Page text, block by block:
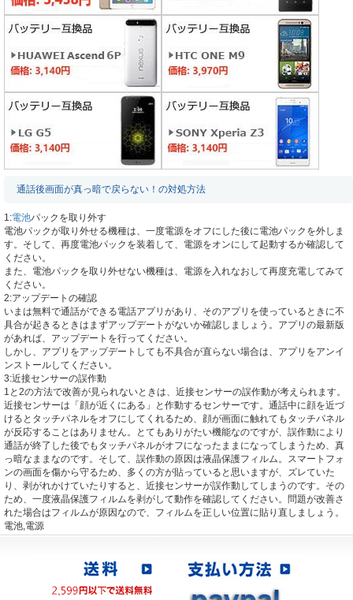
通話後画面が真っ暗で戻らない！の対処方法
1:電池パックを取り外す
電池パックが取り外せる機種は、一度電源をオフにした後に電池パックを外しま
す。そして、再度電池パックを装着して、電源をオンにして起動するか確認して
ください。
また、電池パックを取り外せない機種は、電源を入れなおして再度充電してみて
ください。
2:アップデートの確認
いまは無料で通話ができる電話アプリがあり、そのアプリを使っているときに不
具合が起きるときはまずアップデートがないか確認しましょう。アプリの最新版
があれば、アップデートを行ってください。
しかし、アプリをアップデートしても不具合が直らない場合は、アプリをアンイ
ンストールしてください。
3:近接センサーの誤作動
1と2の方法で改善が見られないときは、近接センサーの誤作動が考えられます。
近接センサーは「顔が近くにある」と作動するセンサーです。通話中に顔を近づ
けるとタッチパネルをオフにしてくれるため、顔が画面に触れてもタッチパネル
が反応することはありません。とてもありがたい機能なのですが、誤作動により
通話が終了した後でもタッチパネルがオフになったままになってしまうため、真
っ暗なままなのです。そして、誤作動の原因は液晶保護フィルム。スマートフォ
ンの画面を傷から守るため、多くの方が貼っていると思いますが、ズレていた
り、剥がれかけていたりすると、近接センサーが誤作動してしまうのです。その
ため、一度液晶保護フィルムを剥がして動作を確認してください。問題が改善さ
れた場合はフィルムが原因なので、フィルムを正しい位置に貼り直しましょう。
電池,電源